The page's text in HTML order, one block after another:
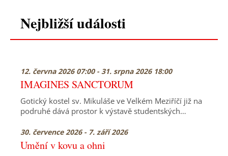
Nejbližší události
12. června 2026 07:00 - 31. srpna 2026 18:00
IMAGINES SANCTORUM
Gotický kostel sv. Mikuláše ve Velkém Meziříčí již na
podruhé dává prostor k výstavě studentských…
30. července 2026 - 7. září 2026
Umění v kovu a ohni